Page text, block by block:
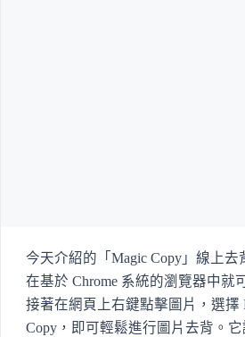
今天介紹的「Magic Copy」線上去
在基於 Chrome 系統的瀏覽器中就
接著在網頁上右鍵點擊圖片，選擇
Copy，即可輕鬆進行圖片去背。